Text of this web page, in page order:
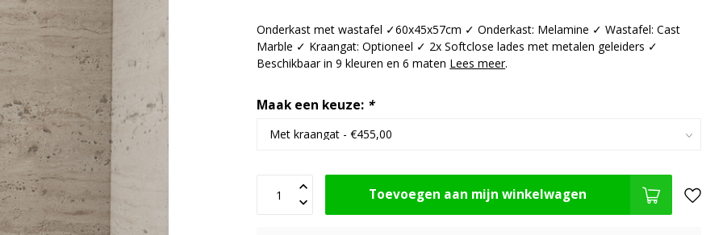
Onderkast met wastafel ✓60x45x57cm ✓ Onderkast: Melamine ✓ Wastafel: Cast
Marble ✓ Kraangat: Optioneel ✓ 2x Softclose lades met metalen geleiders ✓
Beschikbaar in 9 kleuren en 6 maten Lees meer.
Maak een keuze: *
Toevoegen aan mijn winkelwagen